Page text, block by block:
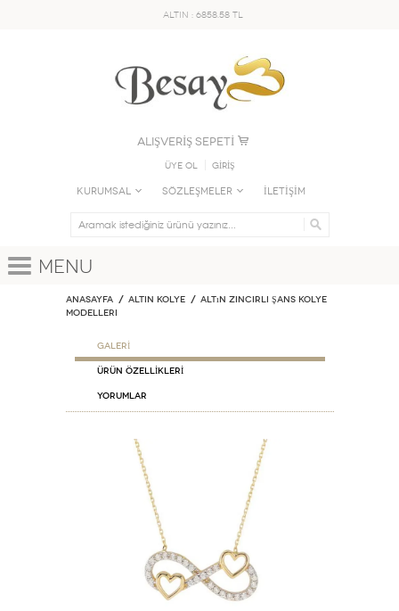
ALTIN : 6858.58 TL
ALIŞVERİŞ SEPETİ
Üye Ol GİRİŞ
KURUMSAL SÖZLEŞMELER İLETİŞİM
Menu
Anasayfa ALTIN KOLYE
Altın Zincirli Şans Kolye
Modelleri
GALERİ
ÜRÜN ÖZELLİKLERİ
Yorumlar